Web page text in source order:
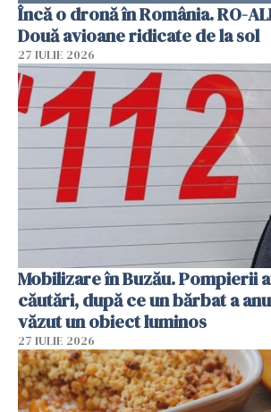
Încă o dronă în România. RO-
Două avioane ridicate de la sol
27 IULIE 2026
Mobilizare în Buzău. Pompierii
căutări, după ce un bărbat a
văzut un obiect luminos
27 IULIE 2026